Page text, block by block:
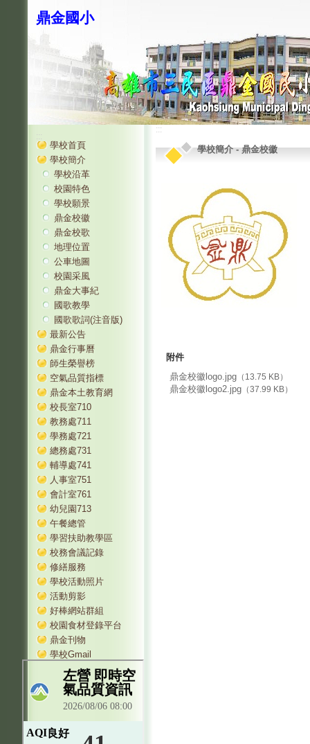
鼎金國小
:::
學校首頁
學校簡介
學校沿革
校園特色
學校願景
鼎金校徽
鼎金校歌
地理位置
公車地圖
校園采風
鼎金大事紀
國歌教學
國歌歌詞(注音版)
最新公告
鼎金行事曆
師生榮譽榜
空氣品質指標
鼎金本土教育網
校長室710
教務處711
學務處721
總務處731
輔導處741
人事室751
會計室761
幼兒園713
午餐總管
學習扶助教學區
校務會議記錄
修繕服務
學校活動照片
活動剪影
好棒網站群組
校園食材登錄平台
鼎金刊物
學校Gmail
:::
學校簡介-鼎金校徽
附件
鼎金校徽logo.jpg （13.75 KB）
鼎金校徽logo2.jpg （37.99 KB）